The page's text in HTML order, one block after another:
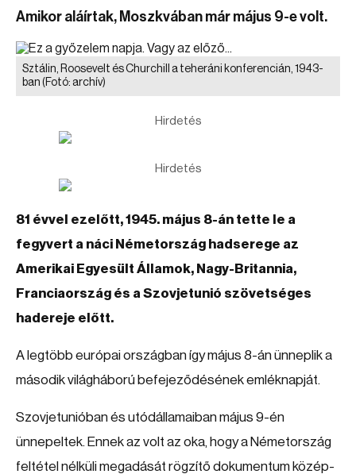
Amikor aláírtak, Moszkvában már május 9-e volt.
Sztálin, Roosevelt és Churchill a teheráni konferencián, 1943-
ban (Fotó: archív)
Hirdetés
Hirdetés
81 évvel ezelőtt, 1945. május 8-án tette le a
fegyvert a náci Németország hadserege az
Amerikai Egyesült Államok, Nagy-Britannia,
Franciaország és a Szovjetunió szövetséges
hadereje előtt.
A legtöbb európai országban így május 8-án ünneplik a
második világháború befejeződésének emléknapját.
Szovjetunióban és utódállamaiban május 9-én
ünnepeltek. Ennek az volt az oka, hogy a Németország
feltétel nélküli megadását rögzítő dokumentum közép-